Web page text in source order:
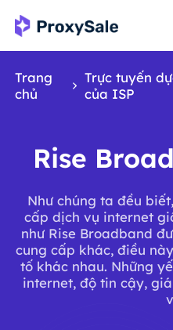
Trang
chủ
Trực tuyến
của ISP
Rise
Như chúng ta đều
cấp dịch vụ internet
như Rise Broadband
cung cấp khác, điều
tố khác nhau. Những
internet, độ tin cậy,